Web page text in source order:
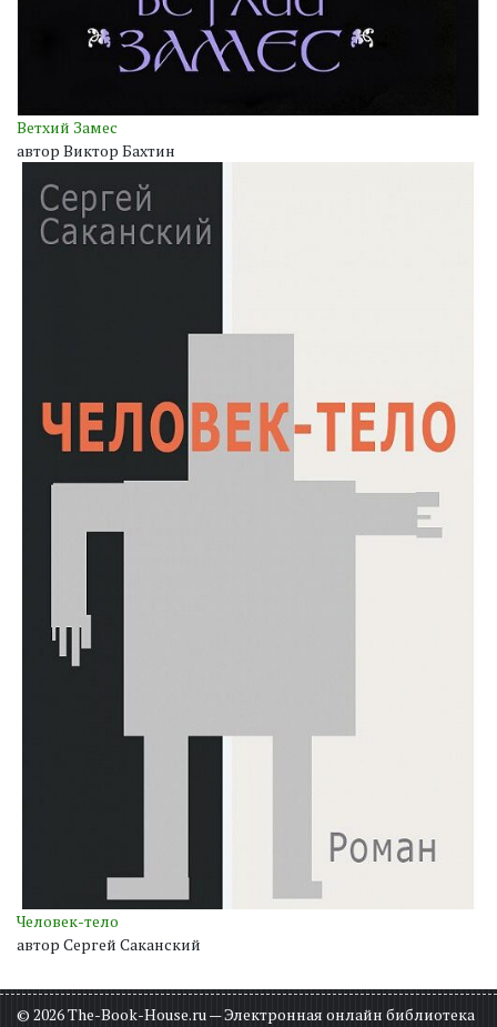
Ветхий Замес
автор Виктор Бахтин
Человек-тело
автор Сергей Саканский
© 2026 The-Book-House.ru — Электронная онлайн библиотека